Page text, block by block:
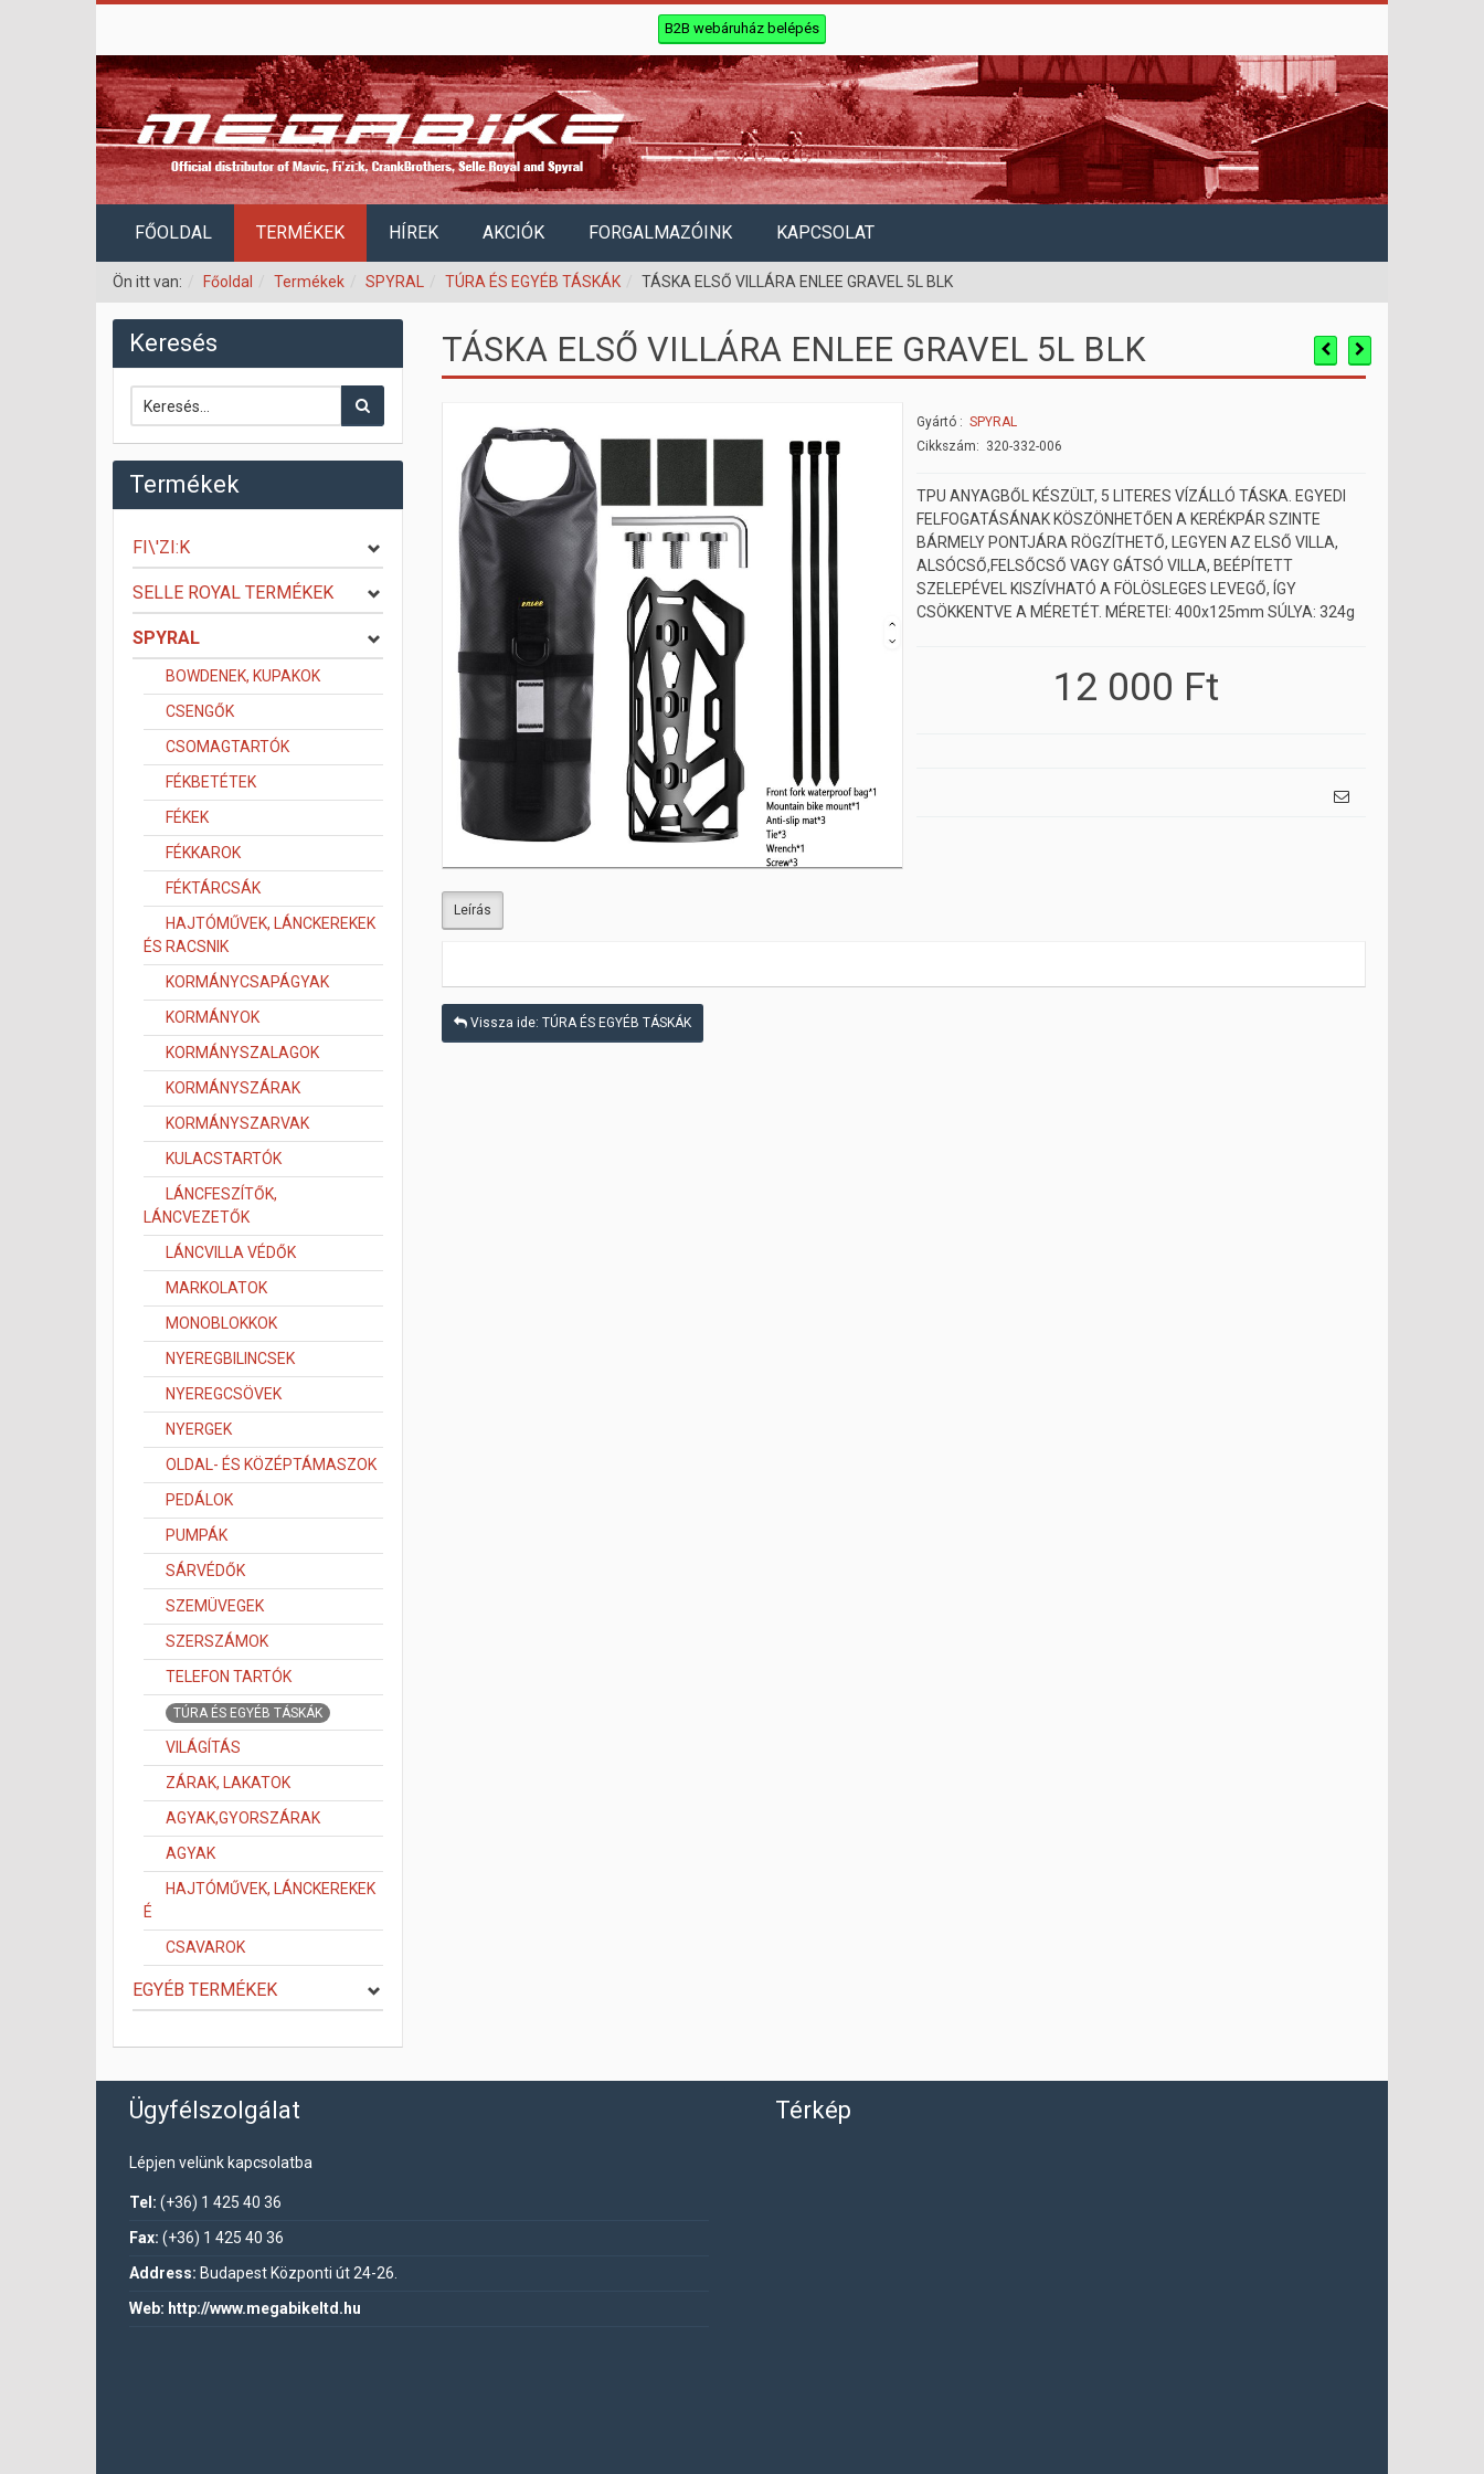
B2B webáruház belépés
FŐOLDAL TERMÉKEK HÍREK AKCIÓK FORGALMAZÓINK KAPCSOLAT
Ön itt van: Főoldal Termékek SPYRAL TÚRA ÉS EGYÉB TÁSKÁK TÁSKA ELSŐ VILLÁRA ENLEE GRAVEL 5L BLK
TÁSKA ELSŐ VILLÁRA ENLEE GRAVEL 5L BLK
Gyártó
SPYRAL
Cikkszám: 320-332-006
TPU ANYAGBŐL KÉSZÜLT, 5 LITERES VÍZÁLLÓ TÁSKA. EGYEDI
FELFOGATÁSÁNAK KÖSZÖNHETŐEN A KERÉKPÁR SZINTE
BÁRMELY PONTJÁRA RÖGZÍTHETŐ, LEGYEN AZ ELSŐ VILLA,
ALSÓCSŐ,FELSŐCSŐ VAGY GÁTSÓ VILLA, BEÉPÍTETT
SZELEPÉVEL KISZÍVHATÓ A FÖLÖSLEGES LEVEGŐ, ÍGY
CSÖKKENTVE A MÉRETÉT. MÉRETEI: 400x125mm SÚLYA: 324g
12 000 Ft
Leírás
Vissza ide: TÚRA ÉS EGYÉB TÁSKÁK
Keresés
Termékek
FI\'ZI:K
SELLE ROYAL TERMÉKEK
SPYRAL
BOWDENEK, KUPAKOK
CSENGŐK
CSOMAGTARTÓK
FÉKBETÉTEK
FÉKEK
FÉKKAROK
FÉKTÁRCSÁK
HAJTÓMŰVEK, LÁNCKEREKEK
ÉS RACSNIK
KORMÁNYCSAPÁGYAK
KORMÁNYOK
KORMÁNYSZALAGOK
KORMÁNYSZÁRAK
KORMÁNYSZARVAK
KULACSTARTÓK
LÁNCFESZÍTŐK,
LÁNCVEZETŐK
LÁNCVILLA VÉDŐK
MARKOLATOK
MONOBLOKKOK
NYEREGBILINCSEK
NYEREGCSÖVEK
NYERGEK
OLDAL- ÉS KÖZÉPTÁMASZOK
PEDÁLOK
PUMPÁK
SÁRVÉDŐK
SZEMÜVEGEK
SZERSZÁMOK
TELEFON TARTÓK
TÚRA ÉS EGYÉB TÁSKÁK
VILÁGÍTÁS
ZÁRAK, LAKATOK
AGYAK,GYORSZÁRAK
AGYAK
HAJTÓMŰVEK, LÁNCKEREKEK
É
CSAVAROK
EGYÉB TERMÉKEK
Ügyfélszolgálat
Lépjen velünk kapcsolatba
Tel: (+36) 1 425 40 36
Fax: (+36) 1 425 40 36
Address: Budapest Központi út 24-26.
Web: http://www.megabikeltd.hu
Térkép